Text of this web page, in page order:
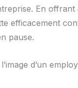
En
efficacement
pause.
d’un